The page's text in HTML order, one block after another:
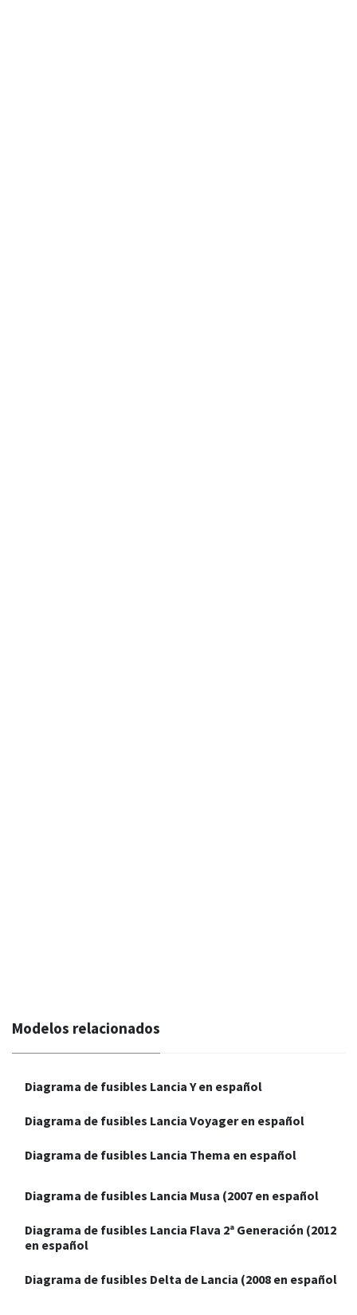
Modelos relacionados
Diagrama de fusibles Lancia Y en español
Diagrama de fusibles Lancia Voyager en español
Diagrama de fusibles Lancia Thema en español
Diagrama de fusibles Lancia Musa (2007 en español
Diagrama de fusibles Lancia Flava 2ª Generación (2012
en español
Diagrama de fusibles Delta de Lancia (2008 en español